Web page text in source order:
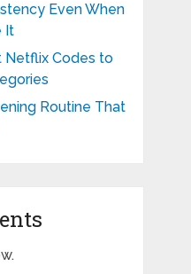
Even When
It
Netflix Codes to
Routine That